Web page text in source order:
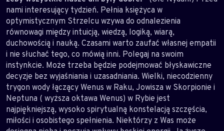
nami interesujący tydzień. Pełnia księżyca w
optymistycznym Strzelcu wzywa do odnalezienia
równowagi między intuicją, wiedzą, logiką, wiarą,
duchowością i nauką. Czasami warto zaufać własnej empatii
i nie słuchać tego, co mówią inni. Polegaj na swoim
instynkcie. Może trzeba będzie podejmować błyskawiczne
decyzje bez wyjaśniania i uzasadniania. Wielki, niecodzienny
trygon wody łączący Wenus w Raku, Jowisza w Skorpionie i
Neptuna ( wyższa oktawa Wenus) w Rybie jest
najpiękniejszą, wysoko spirytualną konstelacją szczęścia,
miłości i osobistego spełnienia. Niektórzy z Was może